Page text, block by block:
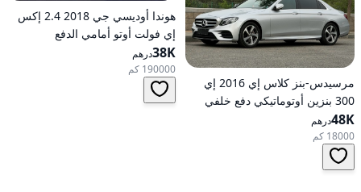
مرسيدس-بنز كلاس إي 2016 إي
300 بنزين أوتوماتيكي دفع خلفي
48Kدرهم
18000 كم
هوندا أوديسي جي 2018 2.4 إكس
إي فولت أوتو أمامي الدفع
38Kدرهم
190000 كم